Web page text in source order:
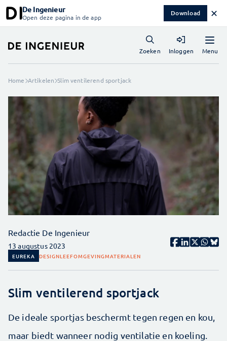
De Ingenieur
Open deze pagina in de app Download ✕
Menu
Zoeken Inloggen
Home Artikelen Slim ventilerend sportjack
Redactie De Ingenieur
13 augustus 2023
EUREKA DESIGNLEEFOMGEVINGMATERIALEN
Slim ventilerend sportjack
De ideale sportjas beschermt tegen regen en kou,
maar biedt wanneer nodig ventilatie en koeling.